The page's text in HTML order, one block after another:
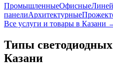
ПромышленныеОфисные
панелиАрхитектурные
Все услуги и товары в Казани
Типы
Казани